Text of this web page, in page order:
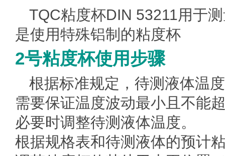
TQC粘度杯DIN 53211用于
是使用特殊铝制的粘度杯
2号粘度杯使用步骤
根据标准规定，待测液体温
需要保证温度波动最小且不能
必要时调整待测液体温度。
根据规格表和待测液体的预计